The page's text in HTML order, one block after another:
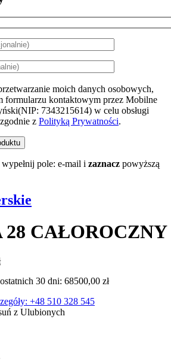
moich danych osobowych,
formularzu kontaktowym przez Mobilne
7343215614) w celu obsługi
z Polityką Prywatności.
pole: e-mail i zaznacz powyższą
28 CAŁOROCZNY
Aktualna
wynosi:
30 dni: 68500,00 zł
+48 510 328 545
z Ulubionych